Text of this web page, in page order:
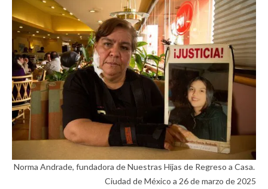
Norma Andrade, fundadora de Nuestras Hijas de Regreso a Casa.
Ciudad de México a 26 de marzo de 2025